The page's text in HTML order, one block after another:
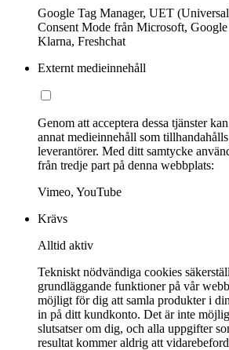
Google Tag Manager, UET
Consent Mode från Microsoft,
Klarna, Freshchat
Externt medieinnehåll
Genom att acceptera dessa tjänster
annat medieinnehåll som
leverantörer. Med ditt samtycke
från tredje part på denna webbplats:
Vimeo, YouTube
Krävs
Alltid aktiv
Tekniskt nödvändiga cookies
grundläggande funktioner på vår
möjligt för dig att samla produkter i
in på ditt kundkonto. Det är inte
slutsatser om dig, och alla uppgifter
resultat kommer aldrig att